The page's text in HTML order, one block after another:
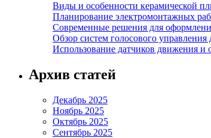
Виды и особенности керамической
Планирование электромонтажных
Современные решения для
Обзор систем голосового управления
Использование датчиков движения и
Архив статей
Декабрь 2025
Ноябрь 2025
Октябрь 2025
Сентябрь 2025